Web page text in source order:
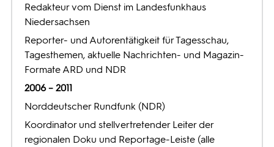
Redakteur vom Dienst im Landesfunkhaus
Niedersachsen
Reporter- und Autorentätigkeit für Tagesschau,
Tagesthemen, aktuelle Nachrichten- und Magazin-
Formate ARD und NDR
2006 – 2011
Norddeutscher Rundfunk (NDR)
Koordinator und stellvertretender Leiter der
regionalen Doku und Reportage-Leiste (alle